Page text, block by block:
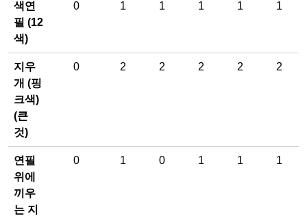
색연
필 (12
색)
0 1 1 1 1 1
지우
개 (핑
크색)
(큰
것)
0 2 2 2 2 2
연필
위에
끼우
는 지
0 1 0 1 1 1